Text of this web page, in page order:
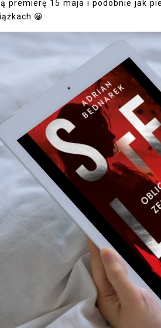
premierę 15 maja i podobnie jak
😀